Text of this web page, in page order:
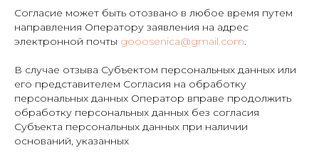
Согласие может быть отозвано в любое время путем
направления Оператору заявления на адрес
электронной почты gooosenica@gmail.com.
В случае отзыва Субъектом персональных данных или
его представителем Согласия на обработку
персональных данных Оператор вправе продолжить
обработку персональных данных без согласия
Субъекта персональных данных при наличии
оснований, указанных